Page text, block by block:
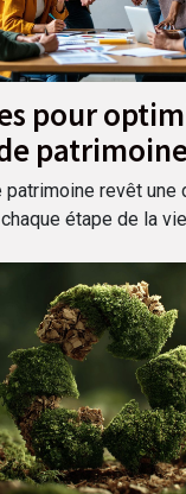
pour
étapes de
patrimoine revêt une
étape de la